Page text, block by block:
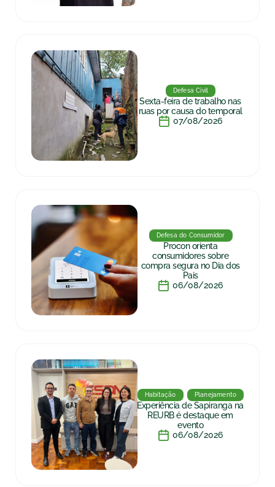
Defesa Civil
Sexta-feira de trabalho nas
ruas por causa do temporal
07/08/2026
Defesa do Consumidor
Procon orienta
consumidores sobre
compra segura no Dia dos
Pais
06/08/2026
Habitação Planejamento
Experiência de Sapiranga na
REURB é destaque em
evento
06/08/2026